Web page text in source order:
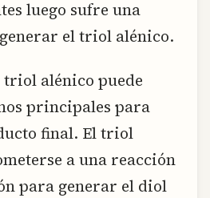
luego sufre una
el triol alénico.
triol alénico puede
principales para
final. El triol
a una reacción
para generar el diol